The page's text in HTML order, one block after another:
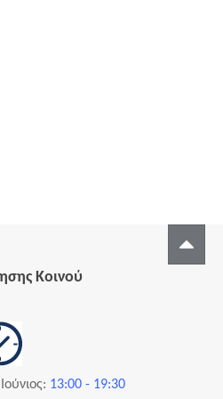
Κοινού
13:00 - 19:30